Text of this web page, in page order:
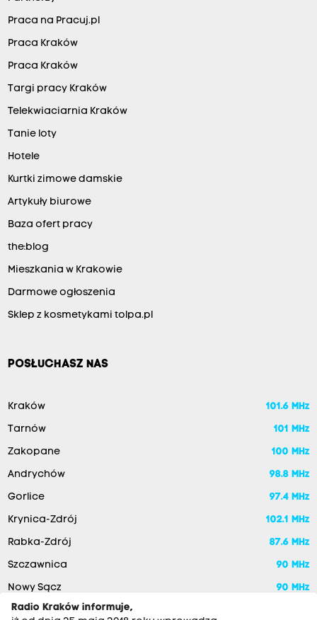
Praca na Pracuj.pl
Praca Kraków
Praca Kraków
Targi pracy Kraków
Telekwiaciarnia Kraków
Tanie loty
Hotele
Kurtki zimowe damskie
Artykuły biurowe
Baza ofert pracy
the:blog
Mieszkania w Krakowie
Darmowe ogłoszenia
Sklep z kosmetykami tolpa.pl
POSŁUCHASZ NAS
Kraków 101.6 MHz
Tarnów 101 MHz
Zakopane 100 MHz
Andrychów 98.8 MHz
Gorlice 97.4 MHz
Krynica-Zdrój 102.1 MHz
Rabka-Zdrój 87.6 MHz
Szczawnica 90 MHz
Nowy Sącz
90 MHz
Radio Kraków informuje,